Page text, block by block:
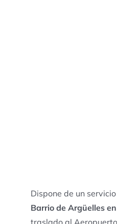
Dispone de un
Barrio de Argüelles
traslado al